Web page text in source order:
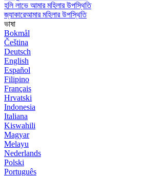
হলি লাভে আমার মহিলার উপস্থিতি
জ্যাকারেআমার মহিলার উপস্থিতি
ভাষা
Bokmål
Čeština
Deutsch
English
Español
Filipino
Français
Hrvatski
Indonesia
Italiana
Kiswahili
Magyar
Melayu
Nederlands
Polski
Português